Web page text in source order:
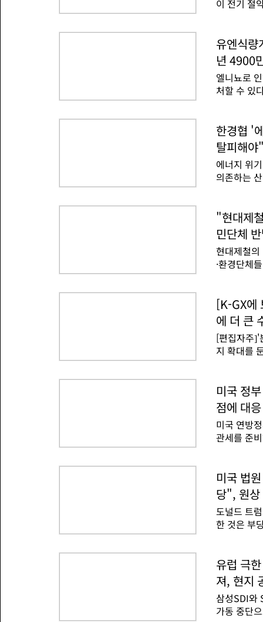
기업에 더 큰 수출 기회 연
이 전기 절
의 유일한
전력 수요
는 냉각수
문이다.페
를 자발적
관측돼 가
은 오늘과
요하다'고
유엔식
년 4900
엘니뇨로
처할 수 있
근 해역의
개월 이상
가 유지되
생하면 세
번하게 발
재 식량 수
가의 강우
으로 분석
발생해 일
한경협 '
탈피해
에너지 위
의존하는
안정과 함
략을 병행
에너지 위
△연료 전환
IEA는 석유
(EU)은 러
유·가스 의
서고 있다.
"현대제
민단체
현대제철
·환경단체
소 건설 허
는 환경품
천식, 호흡
체적으로
△탄소포집
지를 통해
과 미국 철
룹 등이 참
있도록 루
[K-GX에
에 더 큰
[편집자주]'
지 확대를
기후 대응
력도충분
관련 분야
자세히 짚어본다. 글로벌 재생에너지 전환 속
요 한국 기
미국 정
점에 대
미국 연방
관세를 준
가 하한선
의 구체적
한 조사는
있는 것으
있는 이유
잉생산을
가능한 수
'최저가격
미국 법
당", 원상
도널드 트
한 것은 부
하다는 판
래 계획대
할 가능성
다고 설명
진행하고
유럽 극
져, 현지
삼성SDI와
가동 중단